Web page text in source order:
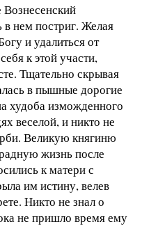
Вознесенский
в нем постриг. Желая
и удалиться от
к этой участи,
Тщательно скрывая
в пышные дорогие
худоба изможденного
веселой, и никто не
Великую княгиню
жизнь после
к матери с
им истину, велев
Никто не знал о
не пришло время ему